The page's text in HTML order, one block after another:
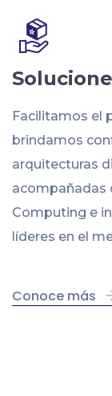
Facilitamos el
brindamos
arquitecturas
acompañadas
Computing e
líderes en el
Conoce más